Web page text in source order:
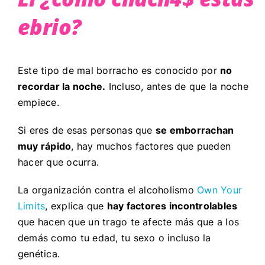
ebrio?
Este tipo de mal borracho es conocido por no
recordar la noche. Incluso, antes de que la noche
empiece.
Si eres de esas personas que se emborrachan
muy rápido, hay muchos factores que pueden
hacer que ocurra.
La organización contra el alcoholismo Own Your
Limits, explica que hay factores incontrolables
que hacen que un trago te afecte más que a los
demás como tu edad, tu sexo o incluso la
genética.